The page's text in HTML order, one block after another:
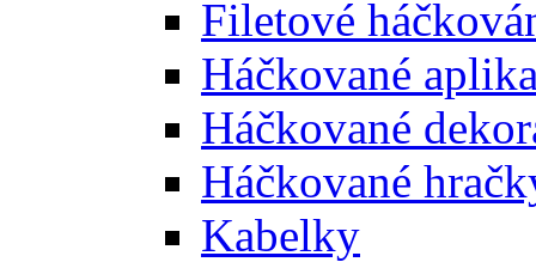
Filetové
Háčkované
Háčkované
Háčkované
Kabelky